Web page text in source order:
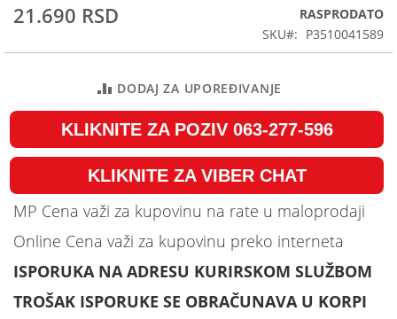
of
images
21.690 RSD
RASPRODATO
SKU
P3510041589
DODAJ ZA UPOREĐIVANJE
KLIKNITE ZA POZIV 063-277-596
KLIKNITE ZA VIBER CHAT
MP Cena važi za kupovinu na rate u maloprodaji
Online Cena važi za kupovinu preko interneta
ISPORUKA NA ADRESU KURIRSKOM SLUŽBOM
TROŠAK ISPORUKE SE OBRAČUNAVA U KORPI